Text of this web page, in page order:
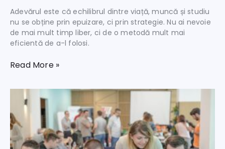
Adevărul este că echilibrul dintre viață, muncă și studiu
nu se obține prin epuizare, ci prin strategie. Nu ai nevoie
de mai mult timp liber, ci de o metodă mult mai
eficientă de a-l folosi.
Read More »